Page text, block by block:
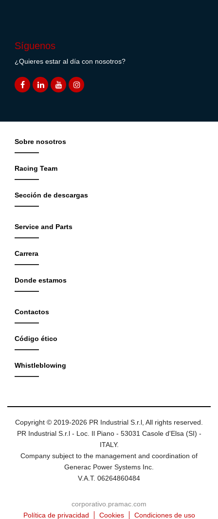
Síguenos
¿Quieres estar al día con nosotros?
Sobre nosotros
Racing Team
Sección de descargas
Service and Parts
Carrera
Donde estamos
Contactos
Código ético
Whistleblowing
Copyright © 2019-2026 PR Industrial S.r.l, All rights reserved.
PR Industrial S.r.l - Loc. Il Piano - 53031 Casole d'Elsa (SI) -
ITALY.
Company subject to the management and coordination of
Generac Power Systems Inc.
V.A.T. 06264860484
corporativo.pramac.com
Política de privacidad
Cookies Condiciones de uso